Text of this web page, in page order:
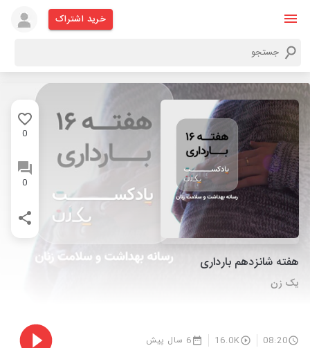
خرید اشتراک
0
0
هفته شانزدهم بارداری
یک زن
08:20
16.0K 6 سال پیش